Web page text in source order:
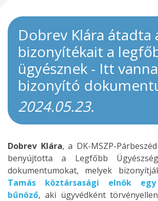
Dobrev Klára átadta
bizonyítékait a
ügyésznek - Itt
bizonyító
2024.05.23.
Dobrev Klára, a DK-MSZP-
benyújtotta a Legfőbb
dokumentumokat, melyek
Tamás köztársasági elnök egy
bűnöző, aki ügyvédként